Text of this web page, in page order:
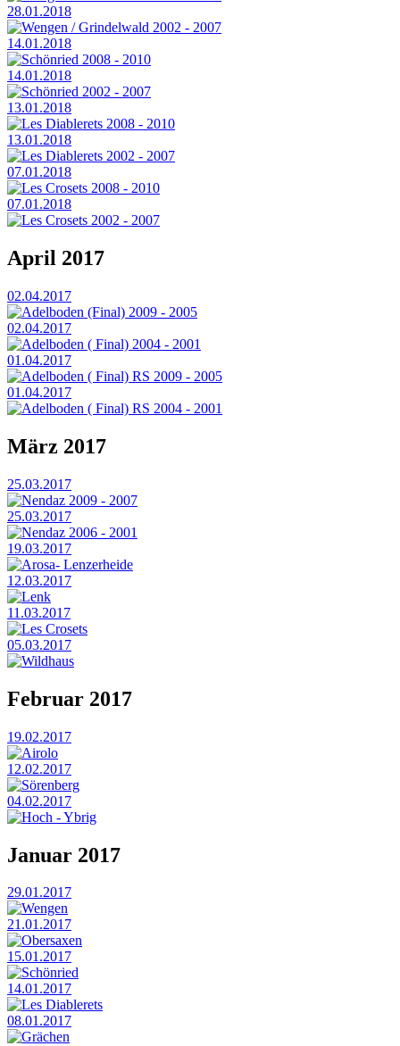
28.01.2018
Wengen / Grindelwald 2002 - 2007
14.01.2018
Schönried 2008 - 2010
14.01.2018
Schönried 2002 - 2007
13.01.2018
Les Diablerets 2008 - 2010
13.01.2018
Les Diablerets 2002 - 2007
07.01.2018
Les Crosets 2008 - 2010
07.01.2018
Les Crosets 2002 - 2007
April 2017
02.04.2017
Adelboden (Final) 2009 - 2005
02.04.2017
Adelboden ( Final) 2004 - 2001
01.04.2017
Adelboden ( Final) RS 2009 - 2005
01.04.2017
Adelboden ( Final) RS 2004 - 2001
März 2017
25.03.2017
Nendaz 2009 - 2007
25.03.2017
Nendaz 2006 - 2001
19.03.2017
Arosa- Lenzerheide
12.03.2017
Lenk
11.03.2017
Les Crosets
05.03.2017
Wildhaus
Februar 2017
19.02.2017
Airolo
12.02.2017
Sörenberg
04.02.2017
Hoch - Ybrig
Januar 2017
29.01.2017
Wengen
21.01.2017
Obersaxen
15.01.2017
Schönried
14.01.2017
Les Diablerets
08.01.2017
Grächen